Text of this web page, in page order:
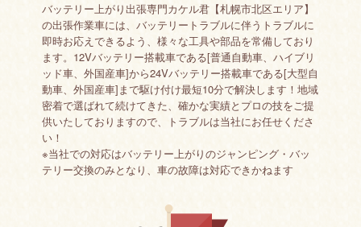
バッテリー上がり出張専門カケル君【札幌市北区エリア】
の出張作業車には、バッテリートラブルに伴うトラブルに
即時お応えできるよう、様々な工具や部品を常備しており
ます。12Vバッテリー搭載車である[普通自動車、ハイブリ
ッド車、外国産車]から24Vバッテリー搭載車である[大型自
動車、外国産車]まで駆け付け最短10分で解決します！地域
密着で選ばれて続けてきた、確かな実績とプロの技をご提
供いたしておりますので、トラブルは当社にお任せくださ
い！
※当社での対応はバッテリー上がりのジャンピング・バッ
テリー交換のみとなり、車の故障は対応できかねます